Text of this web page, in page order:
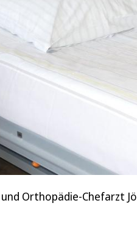
Orthopädie-Chefarzt